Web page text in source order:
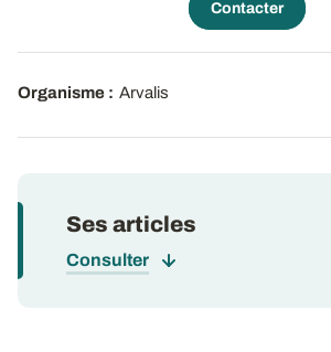
Contacter
Organisme : Arvalis
Ses articles
Consulter